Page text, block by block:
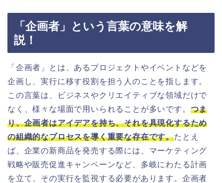
「企画者」という言葉の意味を解
説！
「企画者」とは、あるプロジェクトやイベントなどを
企画し、実行に移す役割を担う人のことを指します。
この言葉は、ビジネスやクリエイティブな領域だけで
なく、様々な場面で用いられることが多いです。 つま
り、企画者はアイデアを持ち、それを具現化するため
の組織的なプロセスを導く重要な存在です。たとえ
ば、企業の新商品を発売する際には、マーケティング
戦略や販売促進キャンペーンなど、多岐にわたる計画
を立て、その実行を監視する必要があります。企画者